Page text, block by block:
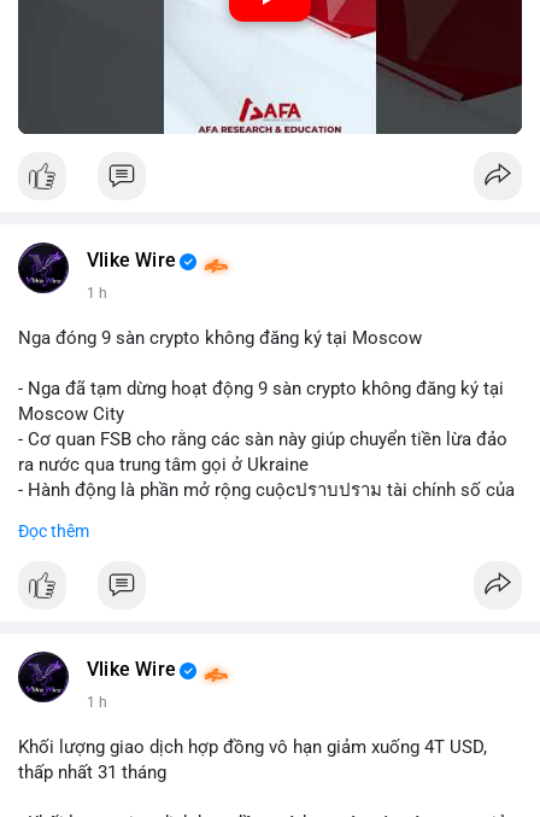
Vlike Wire
1 h
Nga đóng 9 sàn crypto không đăng ký tại Moscow
- Nga đã tạm dừng hoạt động 9 sàn crypto không đăng ký tại
Moscow City
- Cơ quan FSB cho rằng các sàn này giúp chuyển tiền lừa đảo
ra nước qua trung tâm gọi ở Ukraine
- Hành động là phần mở rộng cuộcปราบปราม tài chính số của
📰 Nguồn: Cointelegraph
Đọc thêm
Vlike Wire
1 h
Khối lượng giao dịch hợp đồng vô hạn giảm xuống 4T USD,
thấp nhất 31 tháng